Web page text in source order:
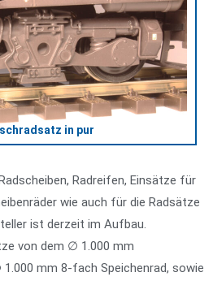
in pur
Radreifen, Einsätze für
wie auch für die Radsätze
ist derzeit im Aufbau.
von dem ∅ 1.000 mm
mm 8-fach Speichenrad, sowie